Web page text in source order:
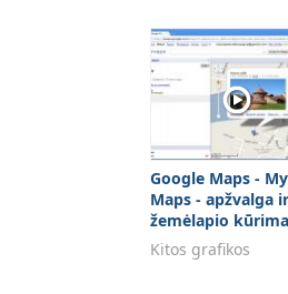
Google Maps - My
Maps - apžvalga ir
žemėlapio
DALIS
Kitos grafikos